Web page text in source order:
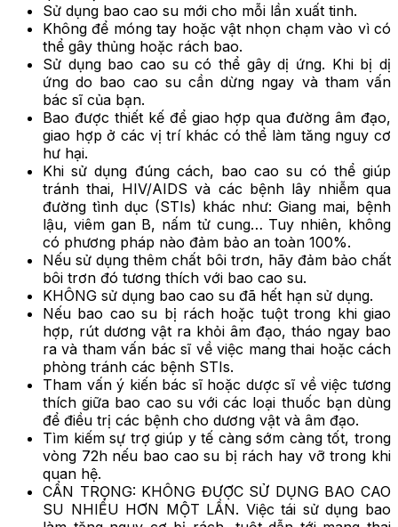
Sử dụng bao cao su mới cho mỗi lần xuất tinh.
Không để móng tay hoặc vật nhọn chạm vào vì có
thể gây thủng hoặc rách bao.
Sử dụng bao cao su có thể gây dị ứng. Khi bị dị
ứng do bao cao su cần dừng ngay và tham vấn
bác sĩ của bạn.
Bao được thiết kế để giao hợp qua đường âm đạo,
giao hợp ở các vị trí khác có thể làm tăng nguy cơ
hư hại.
Khi sử dụng đúng cách, bao cao su có thể giúp
tránh thai, HIV/AIDS và các bệnh lây nhiễm qua
đường tình dục (STIs) khác như: Giang mai, bệnh
lậu, viêm gan B, nấm tử cung… Tuy nhiên, không
có phương pháp nào đảm bảo an toàn 100%.
Nếu sử dụng thêm chất bôi trơn, hãy đảm bảo chất
bôi trơn đó tương thích với bao cao su.
KHÔNG sử dụng bao cao su đã hết hạn sử dụng.
Nếu bao cao su bị rách hoặc tuột trong khi giao
hợp, rút dương vật ra khỏi âm đạo, tháo ngay bao
ra và tham vấn bác sĩ về việc mang thai hoặc cách
phòng tránh các bệnh STIs.
Tham vấn ý kiến bác sĩ hoặc dược sĩ về việc tương
thích giữa bao cao su với các loại thuốc bạn dùng
để điều trị các bệnh cho dương vật và âm đạo.
Tìm kiếm sự trợ giúp y tế càng sớm càng tốt, trong
vòng 72h nếu bao cao su bị rách hay vỡ trong khi
quan hệ.
CẨN TRỌNG: KHÔNG ĐƯỢC SỬ DỤNG BAO CAO
SU NHIỀU HƠN MỘT LẦN. Việc tái sử dụng bao